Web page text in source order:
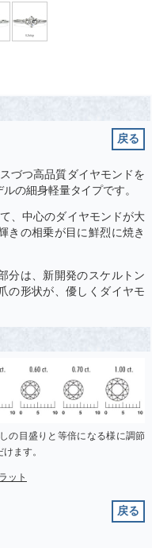
戻る
づつ高品質ダイヤモンドを
の細身軽量タイプです。
、中心のダイヤモンドが大
きの相乗が目に鮮烈に焼き
分は、新開発のスケルトン
の形状が、優しくダイヤモ
の目盛りと等倍になる様に調節
ます。
ット
戻る